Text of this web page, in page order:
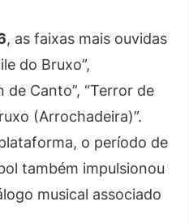
, as faixas mais ouvidas
do Bruxo”,
de Canto”, “Terror de
(Arrochadeira)”.
o período de
também impulsionou
musical associado